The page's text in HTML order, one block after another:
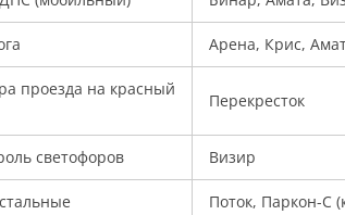
Арена, Крис,
проезда на красный
Перекресток
светофоров Визир
Поток, Паркон-С